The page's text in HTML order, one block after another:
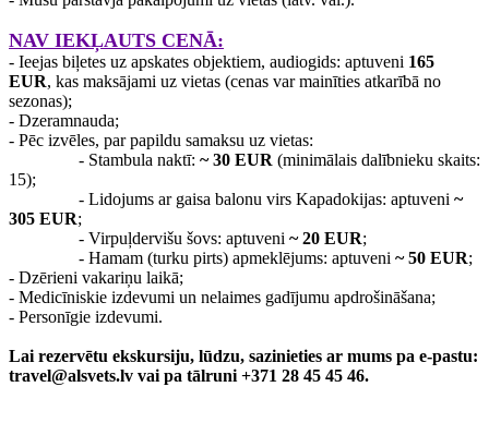
NAV IEKĻAUTS CENĀ:
- Ieejas biļetes uz apskates objektiem, audiogids: aptuveni 165
EUR, kas maksājami uz vietas (cenas var mainīties atkarībā no
sezonas);
- Dzeramnauda;
- Pēc izvēles, par papildu samaksu uz vietas:
- Stambula naktī: ~ 30 EUR (minimālais dalībnieku skaits:
15);
- Lidojums ar gaisa balonu virs Kapadokijas: aptuveni ~
305 EUR;
- Virpuļdervišu šovs: aptuveni ~ 20 EUR;
- Hamam (turku pirts) apmeklējums: aptuveni ~ 50 EUR;
- Dzērieni vakariņu laikā;
- Medicīniskie izdevumi un nelaimes gadījumu apdrošināšana;
- Personīgie izdevumi.
Lai rezervētu ekskursiju, lūdzu, sazinieties ar mums pa e-pastu:
travel@alsvets.lv vai pa tālruni +371 28 45 45 46.